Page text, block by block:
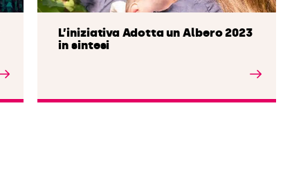
L’iniziativa Adotta un Albero 2023
in sintesi